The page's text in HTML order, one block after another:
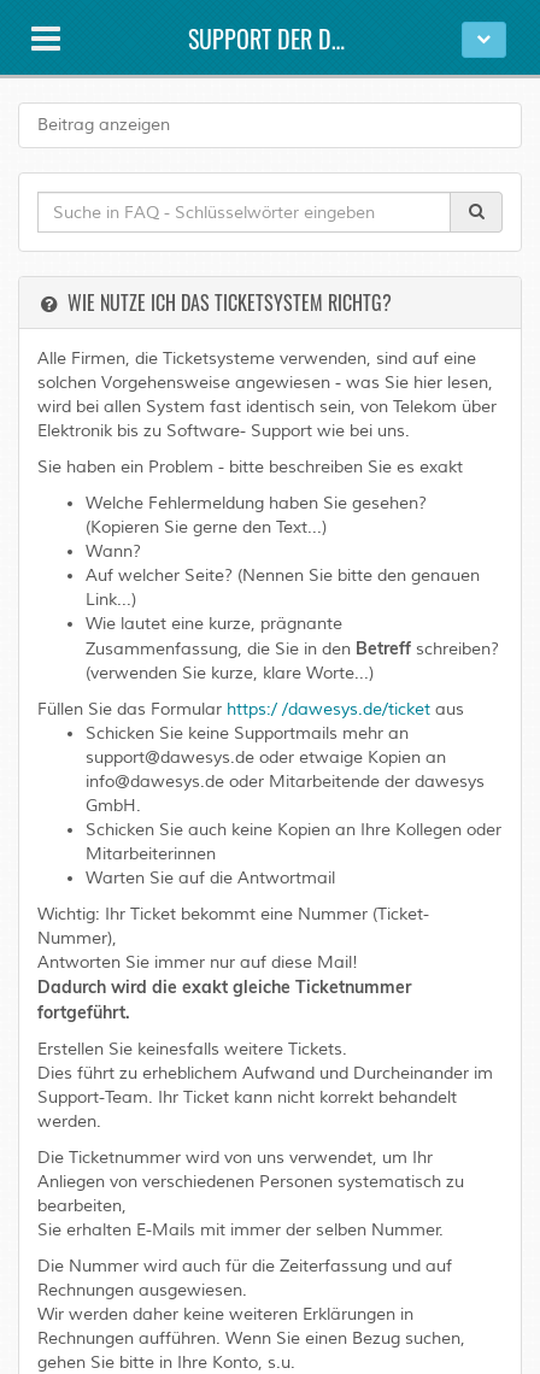
SUPPORT DER DAWESYS GMBH
Beitrag anzeigen
WIE NUTZE ICH DAS TICKETSYSTEM RICHTG?
Alle Firmen, die Ticketsysteme verwenden, sind auf eine
solchen Vorgehensweise angewiesen - was Sie hier lesen,
wird bei allen System fast identisch sein, von Telekom über
Elektronik bis zu Software- Support wie bei uns.
Sie haben ein Problem - bitte beschreiben Sie es exakt
Welche Fehlermeldung haben Sie gesehen?
(Kopieren Sie gerne den Text...)
Wann?
Auf welcher Seite? (Nennen Sie bitte den genauen
Link...)
Wie lautet eine kurze, prägnante
Zusammenfassung, die Sie in den Betreff schreiben?
(verwenden Sie kurze, klare Worte...)
Füllen Sie das Formular https:/ /dawesys.de/ticket aus
Schicken Sie keine Supportmails mehr an
support@dawesys.de oder etwaige Kopien an
info@dawesys.de oder Mitarbeitende der dawesys
GmbH.
Schicken Sie auch keine Kopien an Ihre Kollegen oder
Mitarbeiterinnen
Warten Sie auf die Antwortmail
Wichtig: Ihr Ticket bekommt eine Nummer (Ticket-
Nummer),
Antworten Sie immer nur auf diese Mail!
Dadurch wird die exakt gleiche Ticketnummer
fortgeführt.
Erstellen Sie keinesfalls weitere Tickets.
Dies führt zu erheblichem Aufwand und Durcheinander im
Support-Team. Ihr Ticket kann nicht korrekt behandelt
werden.
Die Ticketnummer wird von uns verwendet, um Ihr
Anliegen von verschiedenen Personen systematisch zu
bearbeiten,
Sie erhalten E-Mails mit immer der selben Nummer.
Die Nummer wird auch für die Zeiterfassung und auf
Rechnungen ausgewiesen.
Wir werden daher keine weiteren Erklärungen in
Rechnungen aufführen. Wenn Sie einen Bezug suchen,
gehen Sie bitte in Ihre Konto, s.u.